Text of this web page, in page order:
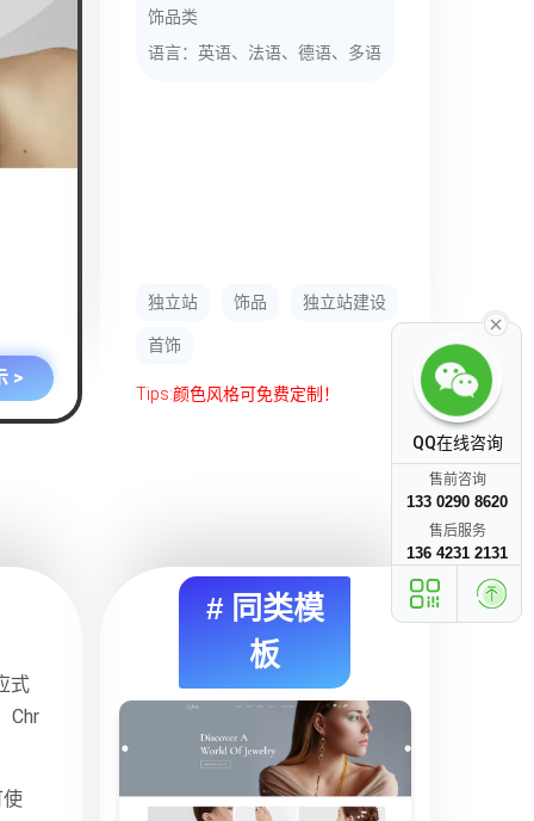
>
饰品类
语言：英语、法语、德语、多语
独立站 饰品 独立站建设
首饰
Tips:颜色风格可免费定制！
式
Chr
# 同类模
板
QQ在线咨询
售前咨询
133 0290 8620
售后服务
136 4231 2131